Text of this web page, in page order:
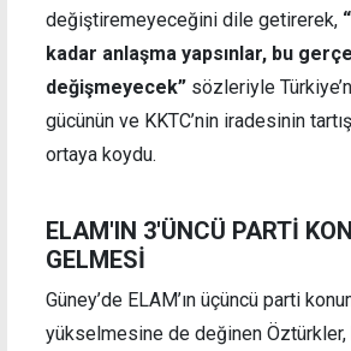
değiştiremeyeceğini dile getirerek,
kadar anlaşma yapsınlar, bu
değişmeyecek” sözleriyle
gücünün ve KKTC’nin iradesinin
ortaya koydu.
ELAM'IN 3'ÜNCÜ PARTİ
GELMESİ
Güney’de ELAM’ın üçüncü parti
yükselmesine de değinen Öztürkler,